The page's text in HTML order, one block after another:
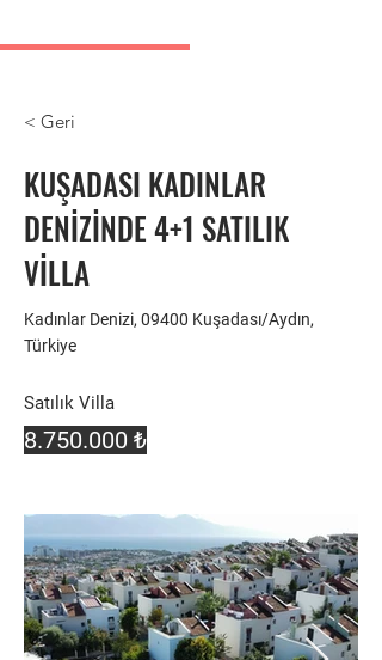
< Geri
KUŞADASI KADINLAR
DENİZİNDE 4+1 SATILIK
VİLLA
Kadınlar Denizi, 09400 Kuşadası/Aydın,
Türkiye
Satılık Villa
8.750.000 ₺